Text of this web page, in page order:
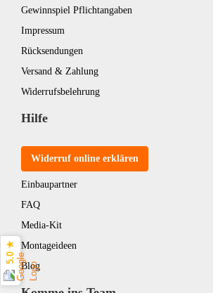
Gewinnspiel Pflichtangaben
Impressum
Rücksendungen
Versand & Zahlung
Widerrufsbelehrung
Hilfe
Widerruf online erklären
Einbaupartner
FAQ
Media-Kit
Montageideen
Blog
5.0 ★